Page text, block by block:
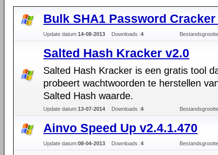
Bulk SHA1 Password Cracker
Update datum:14-08-2013 Downloads :4
Salted Hash Kracker v2.0
Salted Hash Kracker is een gratis tool
probeert wachtwoorden te herstellen
Salted Hash waarde.
Update datum:13-07-2014 Downloads :4
Ainvo Speed Up v2.4.1.470
Update datum:08-04-2013 Downloads :4